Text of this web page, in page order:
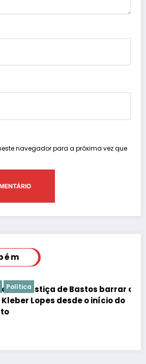
navegador para a próxima vez que
de Bastos barrar atos da
desde o início do